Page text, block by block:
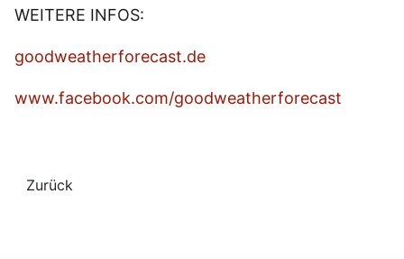
WEITERE INFOS:
goodweatherforecast.de
www.facebook.com/goodweatherforecast
Zurück